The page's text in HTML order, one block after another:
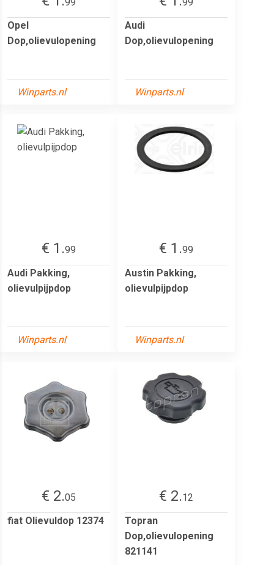
Opel
Dop,olievulopening
Winparts.nl
Audi
Dop,olievulopening
Winparts.nl
€ 1.99
Audi Pakking,
olievulpijpdop
Winparts.nl
€ 1.99
Austin Pakking,
olievulpijpdop
Winparts.nl
€ 2.05
fiat Olievuldop 12374
€ 2.12
Topran
Dop,olievulopening
821141